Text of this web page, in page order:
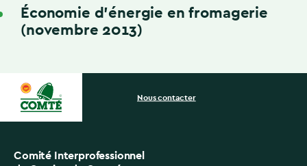
Économie d’énergie en fromagerie
(novembre 2013)
Comité Interprofessionnel
Nous contacter